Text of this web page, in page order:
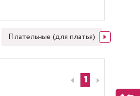
Плательные (для платья)
1